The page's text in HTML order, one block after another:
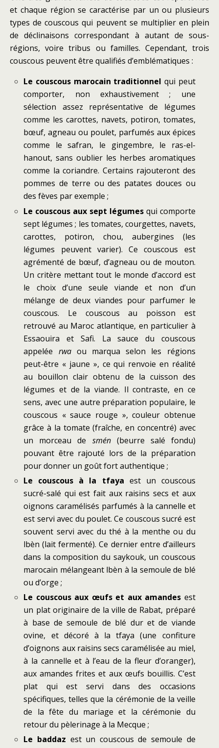
et chaque région se caractérise par un ou plusieurs
types de couscous qui peuvent se multiplier en plein
de déclinaisons correspondant à autant de sous-
régions, voire tribus ou familles. Cependant, trois
couscous peuvent être qualifiés d’emblématiques :
Le couscous marocain traditionnel qui peut
comporter, non exhaustivement ; une
sélection assez représentative de légumes
comme les carottes, navets, potiron, tomates,
bœuf, agneau ou poulet, parfumés aux épices
comme le safran, le gingembre, le ras-el-
hanout, sans oublier les herbes aromatiques
comme la coriandre. Certains rajouteront des
pommes de terre ou des patates douces ou
des fèves par exemple ;
Le couscous aux sept légumesqui comporte
sept légumes ; les tomates, courgettes, navets,
carottes, potiron, chou, aubergines (les
légumes peuvent varier). Ce couscous est
agrémenté de bœuf, d’agneau ou de mouton.
Un critère mettant tout le monde d’accord est
le choix d’une seule viande et non d’un
mélange de deux viandes pour parfumer le
couscous. Le couscous au poisson est
retrouvé au Maroc atlantique, en particulier à
Essaouira et Safi. La sauce du couscous
appelée rwaou marqua selon les régions
peut-être « jaune », ce qui renvoie en réalité
au bouillon clair obtenu de la cuisson des
légumes et de la viande. Il contraste, en ce
sens, avec une autre préparation populaire, le
couscous « sauce rouge », couleur obtenue
grâce à la tomate (fraîche, en concentré) avec
un morceau de smén(beurre salé fondu)
pouvant être rajouté lors de la préparation
pour donner un goût fort authentique ;
Le couscous à la tfaya est un couscous
sucré-salé qui est fait aux raisins secs et aux
oignons caramélisés parfumés à la cannelle et
est servi avec du poulet. Ce couscous sucré est
souvent servi avec du thé à la menthe ou du
lbèn (lait fermenté). Ce dernier entre d’ailleurs
dans la composition du saykouk, un couscous
marocain mélangeant lbèn à la semoule de blé
ou d’orge ;
Le couscous aux œufs et aux amandes est
un plat originaire de la ville de Rabat, préparé
à base de semoule de blé dur et de viande
ovine, et décoré à la tfaya (une confiture
d’oignons aux raisins secs caramélisée au miel,
à la cannelle et à l’eau de la fleur d’oranger),
aux amandes frites et aux œufs bouillis. C’est
plat qui est servi dans des occasions
spécifiques, telles que la cérémonie de la veille
de la fête du mariage et la cérémonie du
retour du pèlerinage à la Mecque ;
Le baddaz est un couscous de semoule de